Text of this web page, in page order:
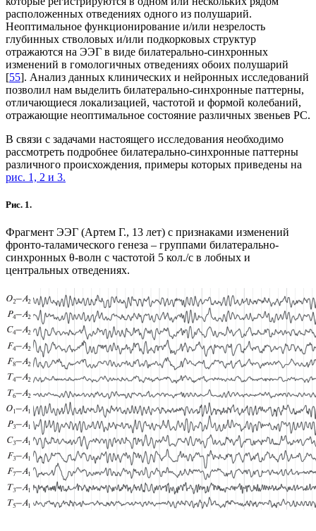
расположенных отведениях одного из полушарий.
Неоптимальное функционирование и/или незрелость
глубинных стволовых и/или подкорковых структур
отражаются на ЭЭГ в виде билатерально-синхронных
изменений в гомологичных отведениях обоих полушарий
[55]. Анализ данных клинических и нейронных исследований
позволил нам выделить билатерально-синхронные паттерны,
отличающиеся локализацией, частотой и формой колебаний,
отражающие неоптимальное состояние различных звеньев РС.
В связи с задачами настоящего исследования необходимо
рассмотреть подробнее билатерально-синхронные паттерны
различного происхождения, примеры которых приведены на
рис. 1, 2 и 3.
Рис. 1.
Фрагмент ЭЭГ (Артем Г., 13 лет) с признаками изменений
фронто-таламического генеза – группами билатерально-
синхронных θ-волн с частотой 5 кол./с в лобных и
центральных отведениях.